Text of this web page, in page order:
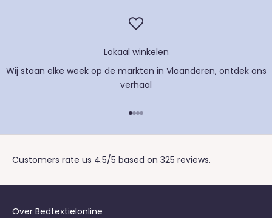
Lokaal winkelen
Wij staan elke week op de markten in Vlaanderen, ontdek ons
verhaal
Naar artikel 1
Naar artikel 2
Naar artikel 3
Naar artikel 4
Customers rate us 4.5/5 based on 325 reviews.
Over Bedtextielonline